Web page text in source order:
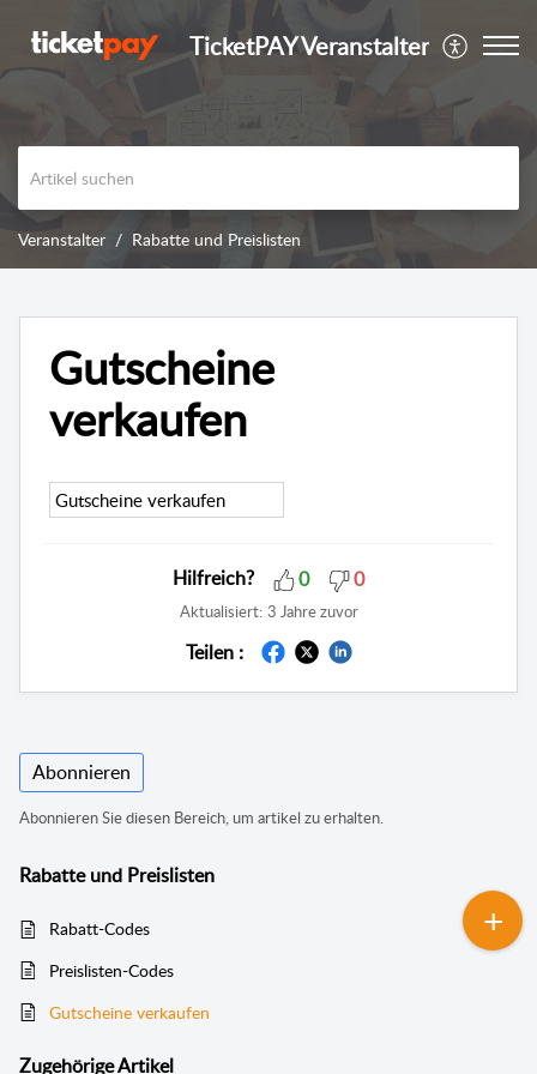
TicketPAY Veranstalter
Veranstalter Rabatte und Preislisten
Gutscheine
verkaufen
Gutscheine verkaufen
Hilfreich? 0 0
Aktualisiert: 3 Jahre zuvor
Teilen :
Abonnieren
Abonnieren Sie diesen Bereich, um artikel zu erhalten.
Rabatte und Preislisten
Rabatt-Codes
Preislisten-Codes
Gutscheine verkaufen
ZugehörigeArtikel